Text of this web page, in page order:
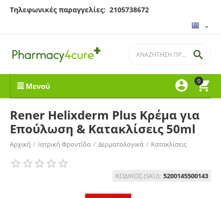
Τηλεφωνικές παραγγελίες: 2105738672
0



Μενού
Rener Helixderm Plus Κρέμα για
Επούλωση & Κατακλίσεις 50ml
Αρχική / Ιατρική Φροντίδα / Δερματολογικά / Κατακλίσεις
ΚΩΔΙΚΟΣ (SKU): 5200145500143